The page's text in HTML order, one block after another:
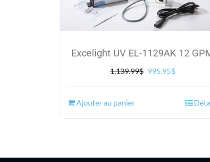
Excelight UV EL-1129AK 12
1,139.99$ Le
995.95$Le
est :
Ajouter au panier